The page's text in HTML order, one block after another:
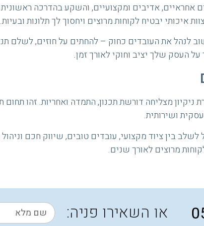
אחראיים, אדיבים ומקצועיים, והשקע בהדרכה
איכותי יבטיח לקוחות מרוצים ויחסוך לך תלונות ובעיות.
לנהל את העובדים כחוק – להחתים על חוזים, לשלם
העסק שלך יציב וחוקי לאורך זמן.
ניקיון מצליחה דורשת תכנון, התמדה ואחריות. זהו
ושירותית.
בין ציוד מקצועי, עובדים טובים, שיווק חכם
מרוצים לאורך שנים.
או השאירו פניה: